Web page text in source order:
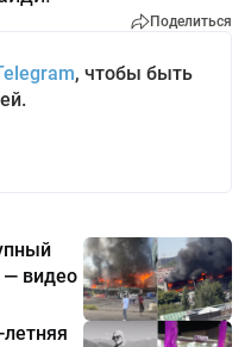
Поделиться
, чтобы быть
— видео